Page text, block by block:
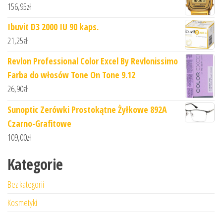
156,95zł
Ibuvit D3 2000 IU 90 kaps.
21,25zł
Revlon Professional Color Excel By Revlonissimo
Farba do włosów Tone On Tone 9.12
26,90zł
Sunoptic Zerówki Prostokątne Żyłkowe 892A
Czarno-Grafitowe
109,00zł
Kategorie
Bez kategorii
Kosmetyki